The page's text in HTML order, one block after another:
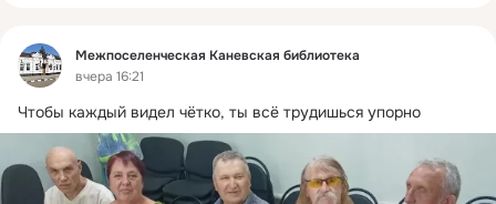
Фид
Межпоселенческая Каневская библиотека
вчера 16:21
Чтобы каждый видел чётко, ты всё трудишься упорно